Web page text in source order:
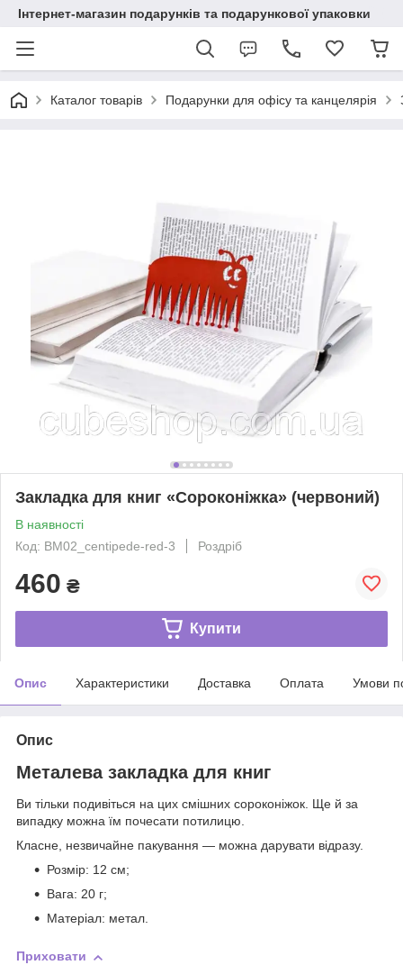
Інтернет-магазин подарунків та подарункової упаковки
Каталог товарів Подарунки для офісу та канцелярія
Закладка для книг «Сороконіжка» (червоний)
В наявності
Код: BM02_centipede-red-3
Роздріб
460 ₴
Купити
Опис Характеристики Доставка Оплата Умови
Опис
Металева закладка для книг
Ви тільки подивіться на цих смішних сороконіжок. Ще й за
випадку можна їм почесати потилицю.
Класне, незвичайне пакування — можна дарувати відразу.
Розмір: 12 см;
Вага: 20 г;
Матеріал: метал.
Приховати